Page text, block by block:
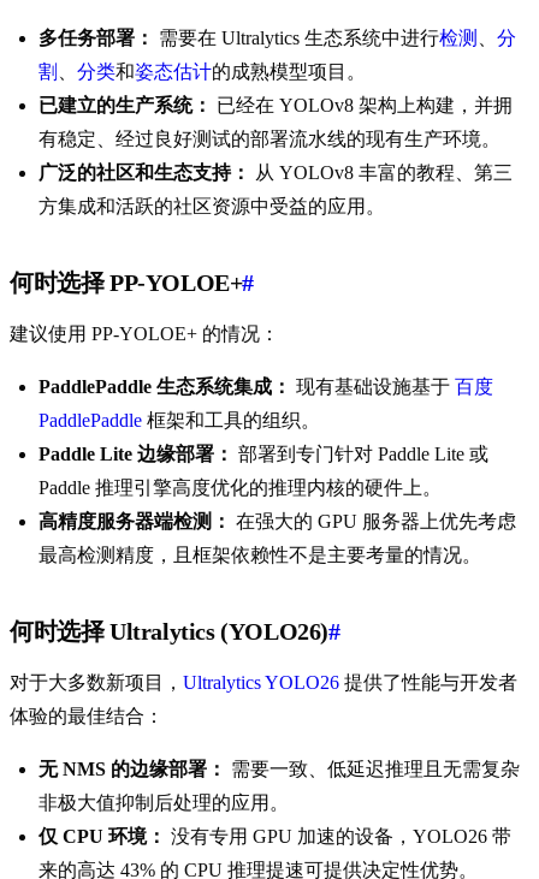
多任务部署： 需要在 Ultralytics 生态系统中进行检测
分
割
分类和姿态估计的成熟模型项目。
已建立的生产系统：
已经在 YOLOv8 架构上构建，并拥
有稳定、经过良好测试的部署流水线的现有生产环境。
广泛的社区和生态支持：
从 YOLOv8 丰富的教程、第三
方集成和活跃的社区资源中受益的应用。
何时选择 PP-YOLOE+#
建议使用 PP-YOLOE+ 的情况：
PaddlePaddle 生态系统集成： 现有基础设施基于 百度
PaddlePaddle 框架和工具的组织。
Paddle Lite 边缘部署： 部署到专门针对 Paddle Lite 或
Paddle 推理引擎高度优化的推理内核的硬件上。
高精度服务器端检测： 在强大的 GPU 服务器上优先考虑
最高检测精度，且框架依赖性不是主要考量的情况。
何时选择 Ultralytics (YOLO26)#
对于大多数新项目， Ultralytics YOLO26 提供了性能与开发者
体验的最佳结合：
无 NMS 的边缘部署：
需要一致、低延迟推理且无需复杂
非极大值抑制后处理的应用。
仅 CPU 环境： 没有专用 GPU 加速的设备，YOLO26 带
来的高达 43% 的 CPU 推理提速可提供决定性优势。